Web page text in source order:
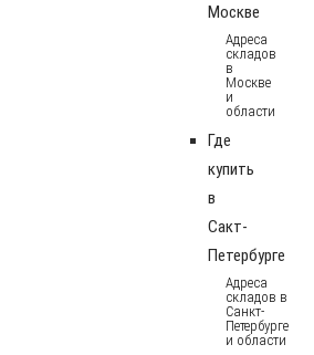
Москве
Адреса
складов
в
Москве
и
области
Где
купить
в
Сакт-
Петербурге
Адреса
складов в
Санкт-
Петербурге
и области